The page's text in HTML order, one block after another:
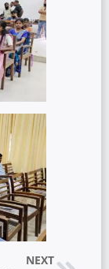
NEXT